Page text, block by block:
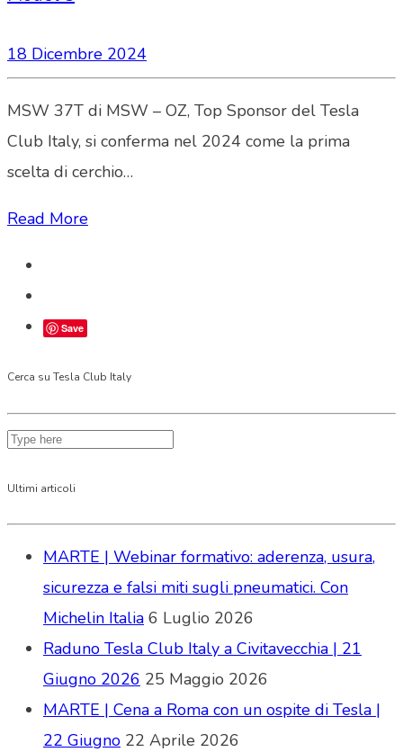
18 Dicembre 2024
MSW 37T di MSW – OZ, Top Sponsor del Tesla
Club Italy, si conferma nel 2024 come la prima
scelta di cerchio…
Read More
Save
Cerca su Tesla Club Italy
Ultimi articoli
MARTE | Webinar formativo: aderenza, usura,
sicurezza e falsi miti sugli pneumatici. Con
Michelin Italia 6 Luglio 2026
Raduno Tesla Club Italy a Civitavecchia | 21
Giugno 2026 25 Maggio 2026
MARTE | Cena a Roma con un ospite di Tesla |
22 Giugno 22 Aprile 2026